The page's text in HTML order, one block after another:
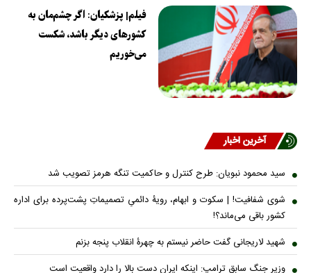
فیلم| پزشکیان: اگر چشم‌مان به
کشورهای دیگر باشد، شکست
می‌خوریم
آخرین اخبار
سید محمود نبویان: طرح کنترل و حاکمیت تنگه هرمز تصویب شد
شوی شفافیت! | سکوت و ابهام، رویۀ دائمیِ تصمیماتِ پشت‌پرده برای اداره
کشور باقی می‌ماند؟!
شهید لاریجانی گفت حاضر نیستم به چهرۀ انقلاب پنجه بزنم
وزیر جنگ سابق ترامپ: اینکه ایران دست بالا را دارد واقعیت است